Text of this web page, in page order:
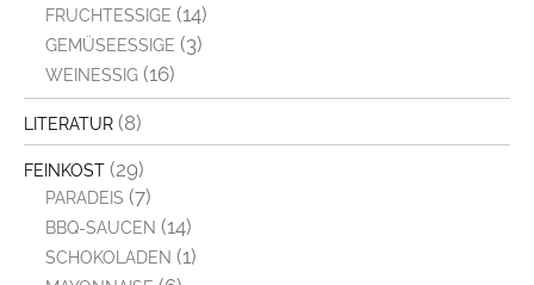
FRUCHTESSIGE (14)
GEMÜSEESSIGE (3)
WEINESSIG (16)
LITERATUR (8)
FEINKOST (29)
PARADEIS (7)
BBQ-SAUCEN (14)
SCHOKOLADEN (1)